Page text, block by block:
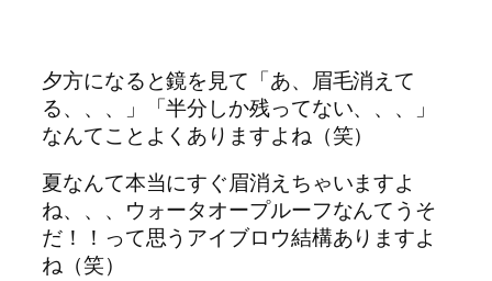
夕方になると鏡を見て「あ、眉毛消えて
る、、、」「半分しか残ってない、、、」
なんてことよくありますよね（笑）
夏なんて本当にすぐ眉消えちゃいますよ
ね、、、ウォータオープルーフなんてうそ
だ！！って思うアイブロウ結構ありますよ
ね（笑）